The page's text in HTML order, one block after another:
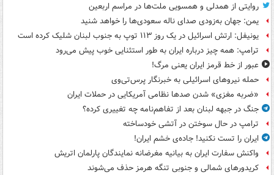
روایتی از همدلی و همسویی ملت‌ها در مراسم اربعین
یمن: جهان به‌زودی صدای ناله سعودی‌ها را خواهد شنید
یونیفل: ارتش اسرائیل در یک روز ۱۱۳ توپ به جنوب لبنان شلیک کرده است
ترامپ: همه چیز درباره ایران به طور استثنایی خوب پیش می‌رود
عبور از خط قرمز ایران یعنی مرگ!
حمله نیروهای اسرائیلی به خبرنگار پرس‌تی‌وی
«ضربه مغزی» شدن صدها نظامی آمریکایی در حملات ایران
جنگ در جبهه لبنان بعد از تفاهم‌نامه چه تغییری کرده؟
ترامپ در حال سوختن در آتشی خودساخته
ایران را تست نکنید! جاده‌ی خشم ایران!
واکنش سفارت ایران به بیانیه مغرضانه نمایندگان پارلمان اتریش
کریدورهای شمالی و جنوبی تنگه هرمز حذف می‌شوند